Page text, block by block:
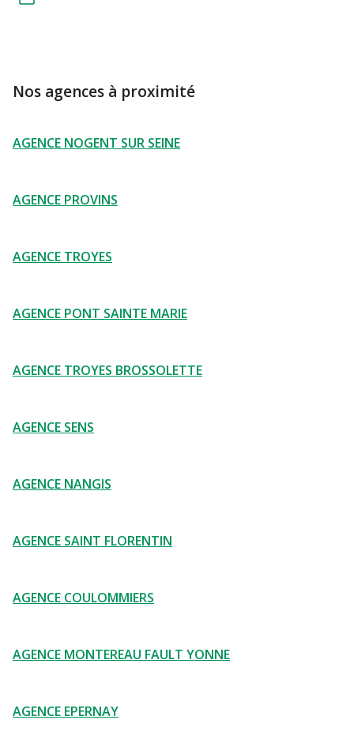
Nos agences à proximité
AGENCE NOGENT SUR SEINE
AGENCE PROVINS
AGENCE TROYES
AGENCE PONT SAINTE MARIE
AGENCE TROYES BROSSOLETTE
AGENCE SENS
AGENCE NANGIS
AGENCE SAINT FLORENTIN
AGENCE COULOMMIERS
AGENCE MONTEREAU FAULT YONNE
AGENCE EPERNAY